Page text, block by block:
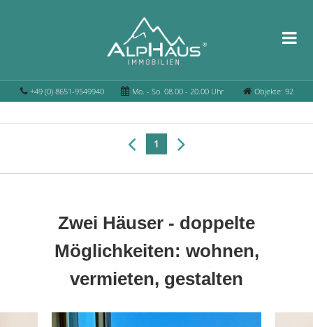
+49 (0) 8651-9549940 Mo. - So. 08.00 - 20.00 Uhr Objekte: 92
1
Zwei Häuser - doppelte
Möglichkeiten: wohnen,
vermieten, gestalten